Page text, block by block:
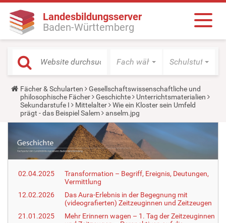
Landesbildungsserver
Baden-Württemberg
Fach wählen Schulstufe
Y
o
u
a
r
e
r
e
Fächer & Schularten
Gesellschaftswissenschaftliche und
philosophische Fächer
Geschichte
Unterrichtsmaterialien
Sekundarstufe I
Mittelalter
Wie ein Kloster sein Umfeld
prägt - das Beispiel Salem
anselm.jpg
02.04.2025
Transformation – Begriff, Ereignis, Deutungen,
Vermittlung
12.02.2026
Das Aura-Erlebnis in der Begegnung mit
(videografierten) Zeitzeuginnen und Zeitzeugen
21.01.2025
Mehr Erinnern wagen – 1. Tag der Zeitzeuginnen